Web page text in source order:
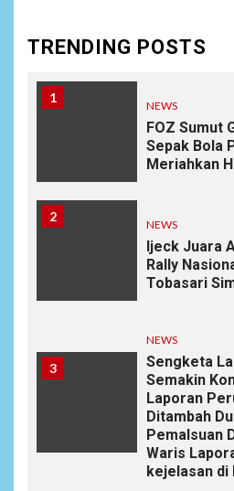
TRENDING POSTS
1
NEWS
FOZ Sumut
Sepak Bola
Meriahkan
2
NEWS
Ijeck Juara
Rally
Tobasari
3
NEWS
Sengketa
Semakin
Laporan
Ditambah
Pemalsuan
Waris
kejelasan di